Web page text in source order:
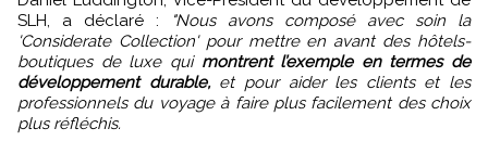
SLH, a déclaré :
"Nous avons composé avec soin la
'Considerate Collection' pour mettre en avant des hôtels-
boutiques de luxe qui montrent l’exemple en termes de
développement durable,et pour aider les clients et les
professionnels du voyage à faire plus facilement des choix
plus réfléchis.